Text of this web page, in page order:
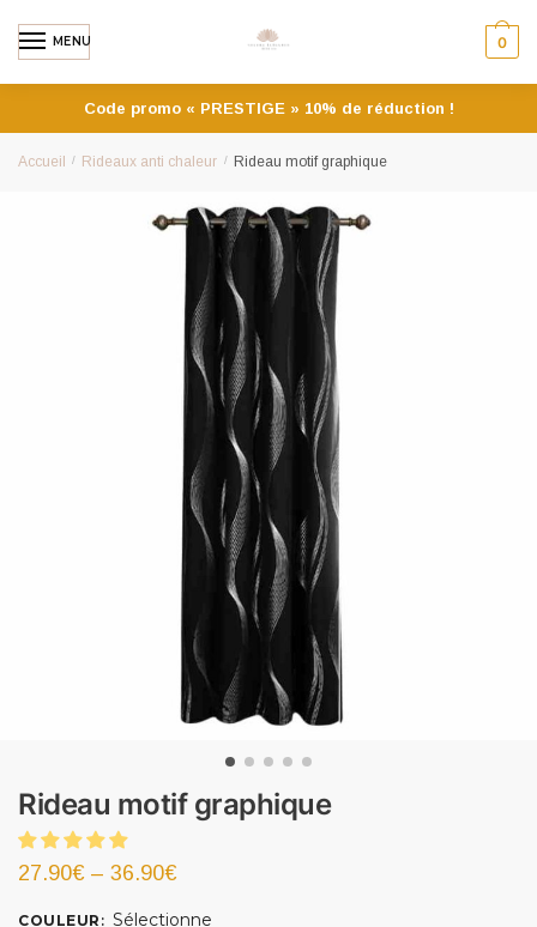
MENU 0
Code promo « PRESTIGE » 10% de réduction !
Accueil / Rideaux anti chaleur / Rideau motif graphique
Rideau motif graphique
27.90€ – 36.90€
COULEUR : Sélectionne